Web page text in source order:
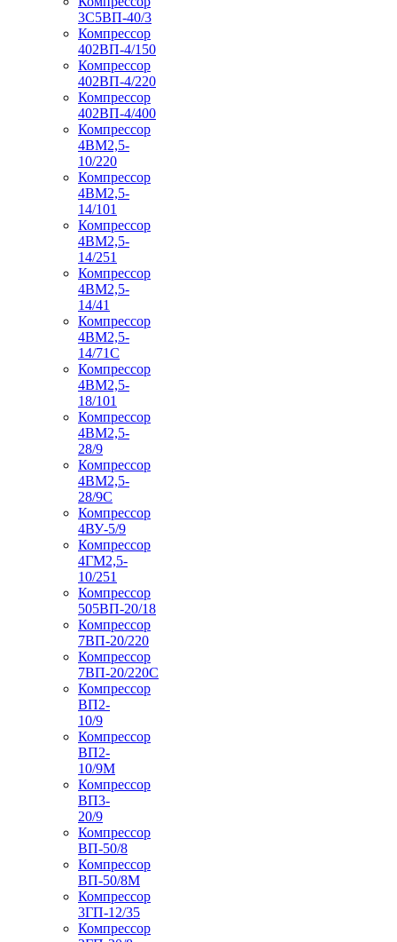
3С5ВП-40/3
Компрессор
402ВП-4/150
Компрессор
402ВП-4/220
Компрессор
402ВП-4/400
Компрессор
4ВМ2,5-
10/220
Компрессор
4ВМ2,5-
14/101
Компрессор
4ВМ2,5-
14/251
Компрессор
4ВМ2,5-
14/41
Компрессор
4ВМ2,5-
14/71C
Компрессор
4ВМ2,5-
18/101
Компрессор
4ВМ2,5-
28/9
Компрессор
4ВМ2,5-
28/9С
Компрессор
4ВУ-5/9
Компрессор
4ГМ2,5-
10/251
Компрессор
505ВП-20/18
Компрессор
7ВП-20/220
Компрессор
7ВП-20/220С
Компрессор
ВП2-
10/9
Компрессор
ВП2-
10/9М
Компрессор
ВП3-
20/9
Компрессор
ВП-50/8
Компрессор
ВП-50/8М
Компрессор
3ГП-12/35
Компрессор